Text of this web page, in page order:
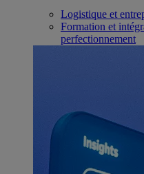
Logistique et
Formation et
perfectionnement